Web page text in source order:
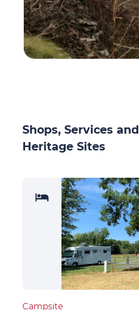
Shops, Services and
Heritage Sites
Campsite